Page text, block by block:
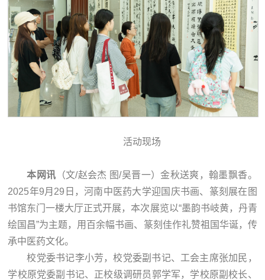
活动现场
本网讯 （文/赵会杰 图/吴晋一）金秋送爽，翰墨飘香。
2025年9月29日，河南中医药大学迎国庆书画、篆刻展在图
书馆东门一楼大厅正式开展，本次展览以“墨韵书岐黄，丹青
绘国昌”为主题，用百余幅书画、篆刻佳作礼赞祖国华诞，传
承中医药文化。
校党委书记李小芳，校党委副书记、工会主席张加民，
学校原党委副书记、正校级调研员郭学军，学校原副校长、